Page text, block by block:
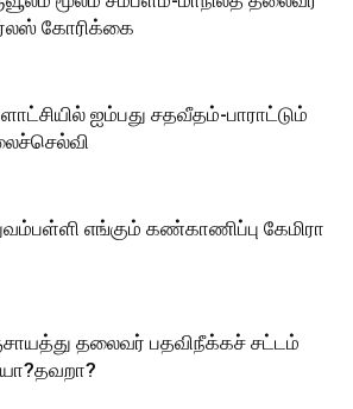
கோரிக்கை
ஐம்பது சதவீதம்-பாராட்டும்
எங்கும் கண்காணிப்பு கேமிரா
தலைவர் பதவிநீக்கச் சட்டம்